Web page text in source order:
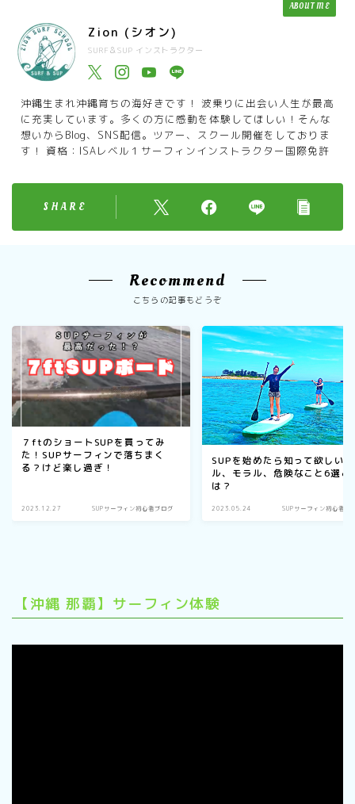
ABOUT ME
Zion (シオン)
SURF＆SUP インストラクター
沖縄生まれ沖縄育ちの海好きです！ 波乗りに出会い人生が最高
に充実しています。多くの方に感動を体験してほしい！そんな
想いからBlog、SNS配信。ツアー、スクール開催をしておりま
す！ 資格：ISAレベル１サーフィンインストラクター国際免許
SHARE
Recommend
こちらの記事もどうぞ
７ftのショートSUPを買ってみ
た！SUPサーフィンで落ちまく
る？けど楽し過ぎ！
2023.12.27 SUPサーフィン初心者ブログ
SUPを始めたら知って欲しい
ル、モラル、危険なこと6選と
は？
2023.05.24 SUPサーフィン初心者ブ
【沖縄 那覇】サーフィン体験